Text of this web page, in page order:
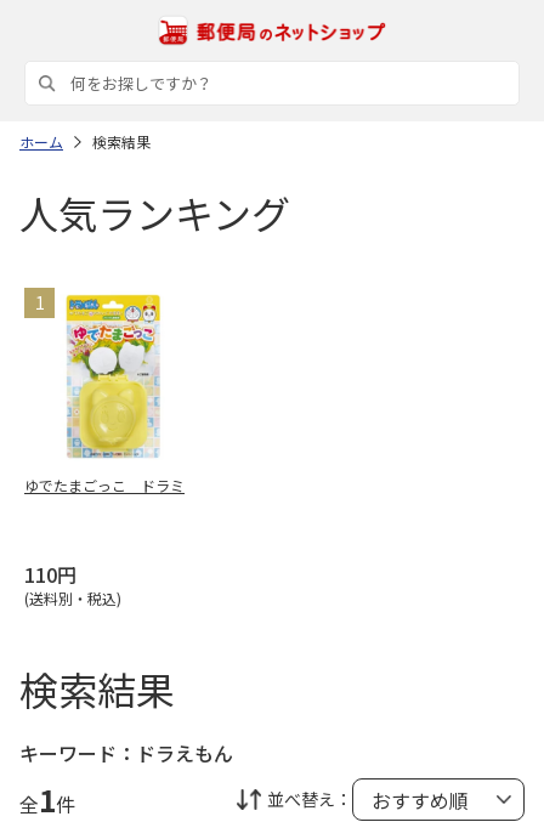
ホーム 検索結果
人気ランキング
ゆでたまごっこ ドラミ
110円
(送料別・税込)
検索結果
キーワード： ドラえもん
全1件 並べ替え：